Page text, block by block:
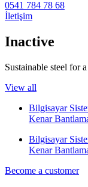
0541 784 78 68
İletişim
Inactive
Sustainable steel for
View all
Bilgisayar
Kenar
Bilgisayar
Kenar
Become a customer